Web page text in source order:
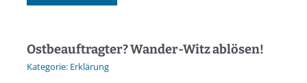
Ostbeauftragter? Wander-Witz ablösen!
Erklärung